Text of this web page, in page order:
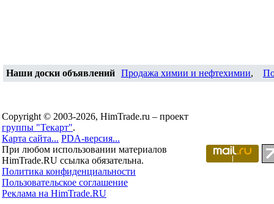
Наши доски объявлений Продажа химии и нефтехимии,
Copyright © 2003-2026, HimTrade.ru – проект
группы "Текарт".
Карта сайта... PDA-версия...
При любом использовании материалов
HimTrade.RU ссылка обязательна.
Политика конфиденциальности
Пользовательское соглашение
Реклама на HimTrade.RU